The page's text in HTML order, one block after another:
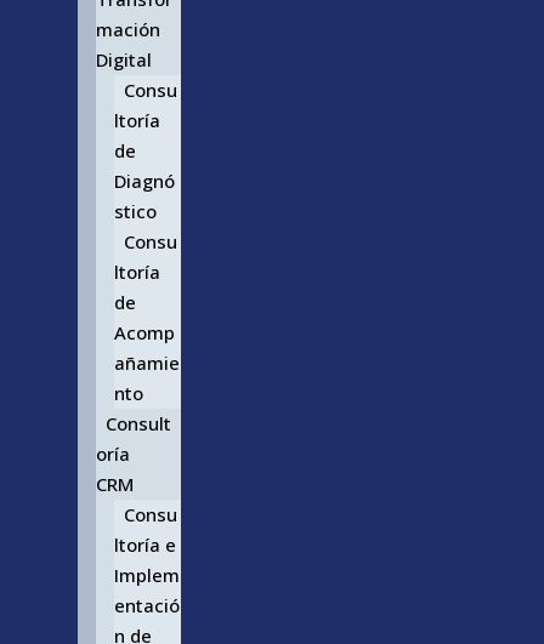
mación
Digital
Consu
ltoría
de
Diagnó
stico
Consu
ltoría
de
Acomp
añamie
nto
Consult
oría
CRM
Consu
ltoría e
Implem
entació
n de